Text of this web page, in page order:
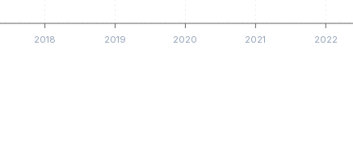
2018 2019 2020 2021 2022